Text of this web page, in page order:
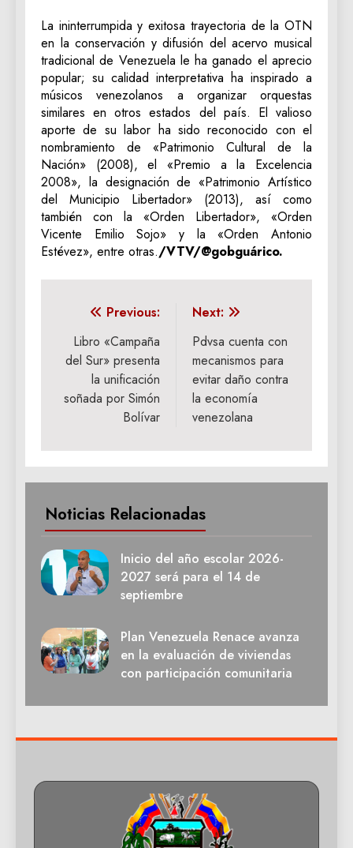
La ininterrumpida y exitosa trayectoria de la OTN
en la conservación y difusión del acervo musical
tradicional de Venezuela le ha ganado el aprecio
popular; su calidad interpretativa ha inspirado a
músicos venezolanos a organizar orquestas
similares en otros estados del país. El valioso
aporte de su labor ha sido reconocido con el
nombramiento de «Patrimonio Cultural de la
Nación» (2008), el «Premio a la Excelencia
2008», la designación de «Patrimonio Artístico
del Municipio Libertador» (2013), así como
también con la «Orden Libertador», «Orden
Vicente Emilio Sojo» y la «Orden Antonio
Estévez», entre otras./VTV/@gobguárico.
Navegación
de
entradas
Previous:
Libro «Campaña
del Sur» presenta
la unificación
soñada por Simón
Bolívar
Next:
Pdvsa cuenta con
mecanismos para
evitar daño contra
la economía
venezolana
Noticias Relacionadas
Inicio del año escolar 2026-
2027 será para el 14 de
septiembre
Plan Venezuela Renace avanza
en la evaluación de viviendas
con participación comunitaria